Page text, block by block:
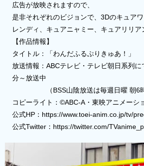
広告が放映されますので、
是非それぞれのビジョンで、3Dのキュア
レンディ、キュアニャミー、キュアリリア
【作品情報】
タイトル：「わんだふるぷりきゅあ！」
放送情報：ABCテレビ・テレビ朝日系列
分～放送中
（BSS山陰放送は毎週日曜 朝6時
コピーライト：©ABC-A・東映アニメーシ
公式HP：https://www.toei-anim.co.jp/tv/
公式Twitter：https://twitter.com/